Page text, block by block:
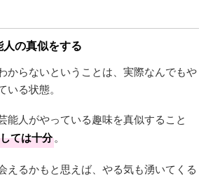
の真似をする
からないということは、実際なんでもや
いる状態。
能人がやっている趣味を真似すること
ては十分。
えるかもと思えば、やる気も湧いてくる